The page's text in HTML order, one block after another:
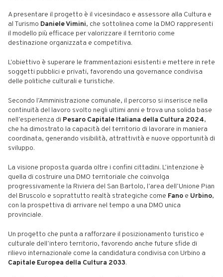
A presentare il progetto è il vicesindaco e assessore alla Cultura e
al Turismo Daniele Vimini, che sottolinea come la DMO rappresenti
il modello più efficace per valorizzare il territorio come
destinazione organizzata e competitiva.
L’obiettivo è superare le frammentazioni esistenti e mettere in rete
soggetti pubblici e privati, favorendo una governance condivisa
delle politiche culturali e turistiche.
Secondo l’Amministrazione comunale, il percorso si inserisce nella
continuità del lavoro svolto negli ultimi anni e trova una solida base
nell’esperienza di Pesaro Capitale Italiana della Cultura 2024,
che ha dimostrato la capacità del territorio di lavorare in maniera
coordinata, generando visibilità, attrattività e nuove opportunità di
sviluppo.
La visione proposta guarda oltre i confini cittadini. L’intenzione è
quella di costruire una DMO territoriale che coinvolga
progressivamente la Riviera del San Bartolo, l’area dell’Unione Pian
del Bruscolo e soprattutto realtà strategiche come Fano e Urbino,
con la prospettiva di arrivare nel tempo a una DMO unica
provinciale.
Un progetto che punta a rafforzare il posizionamento turistico e
culturale dell’intero territorio, favorendo anche future sfide di
rilievo internazionale come la candidatura condivisa con Urbino a
Capitale Europea della Cultura 2033.